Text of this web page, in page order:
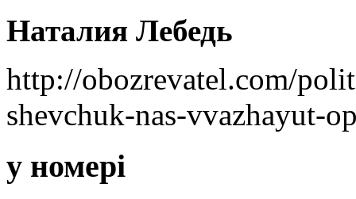
Наталия Лебедь
http://obozrevatel.com/
shevchuk-nas-vvazhayut-
у номері